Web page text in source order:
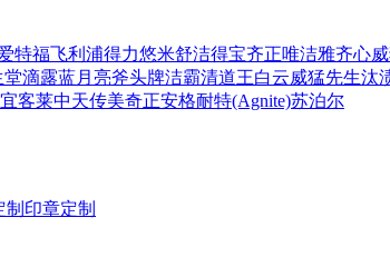
特福飞利浦得力悠米舒洁得宝齐正唯洁雅齐心
堂滴露蓝月亮斧头牌洁霸清道王白云威猛先生汰
宜客莱中天传美奇正安格耐特(Agnite)苏泊尔
制 印章定制